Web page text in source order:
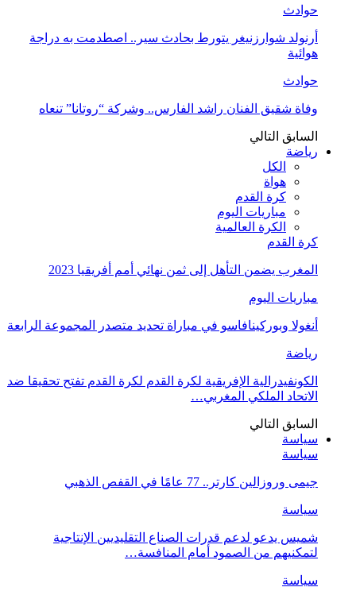
حوادث
أرنولد شوارزنيغر يتورط بحادث سير.. اصطدمت به دراجة
هوائية
حوادث
وفاة شقيق الفنان راشد الفارس.. وشركة “روتانا” تنعاه
السابق التالي
رياضة
الكل
هواة
كرة القدم
مباريات اليوم
الكرة العالمية
كرة القدم
المغرب يضمن التأهل إلى ثمن نهائي أمم أفريقيا 2023
مباريات اليوم
أنغولا وبوركينافاسو في مباراة تحديد متصدر المجموعة الرابعة
رياضة
الكونفيدرالية الإفريقية لكرة القدم لكرة القدم تفتح تحقيقا ضد
الاتحاد الملكي المغربي…
السابق التالي
سياسة
سياسة
جيمى وروزالين كارتر.. 77 عامًا في القفص الذهبي
سياسة
شميس يدعو لدعم قدرات الصناع التقليديين الإنتاجية
لتمكنيهم من الصمود أمام المنافسة…
سياسة